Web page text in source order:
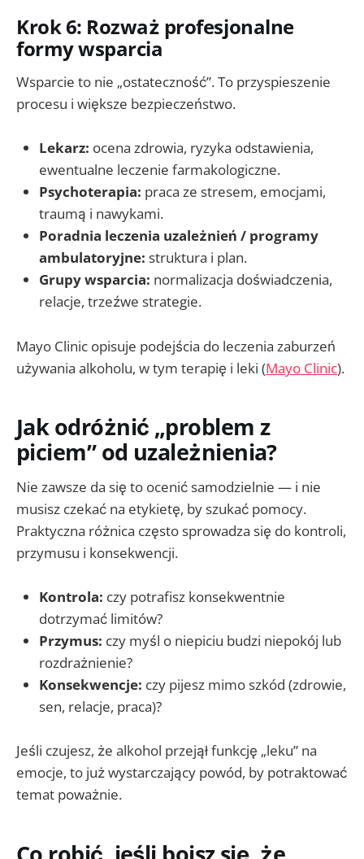
Krok 6: Rozważ profesjonalne
formy wsparcia
Wsparcie to nie „ostateczność”. To przyspieszenie
procesu i większe bezpieczeństwo.
Lekarz: ocena zdrowia, ryzyka odstawienia,
ewentualne leczenie farmakologiczne.
Psychoterapia: praca ze stresem, emocjami,
traumą i nawykami.
Poradnia leczenia uzależnień / programy
ambulatoryjne: struktura i plan.
Grupy wsparcia: normalizacja doświadczenia,
relacje, trzeźwe strategie.
Mayo Clinic opisuje podejścia do leczenia zaburzeń
używania alkoholu, w tym terapię i leki (Mayo Clinic).
Jak odróżnić „problem z
piciem” od uzależnienia?
Nie zawsze da się to ocenić samodzielnie — i nie
musisz czekać na etykietę, by szukać pomocy.
Praktyczna różnica często sprowadza się do kontroli,
przymusu i konsekwencji.
Kontrola: czy potrafisz konsekwentnie
dotrzymać limitów?
Przymus: czy myśl o niepiciu budzi niepokój lub
rozdrażnienie?
Konsekwencje: czy pijesz mimo szkód (zdrowie,
sen, relacje, praca)?
Jeśli czujesz, że alkohol przejął funkcję „leku” na
emocje, to już wystarczający powód, by potraktować
temat poważnie.